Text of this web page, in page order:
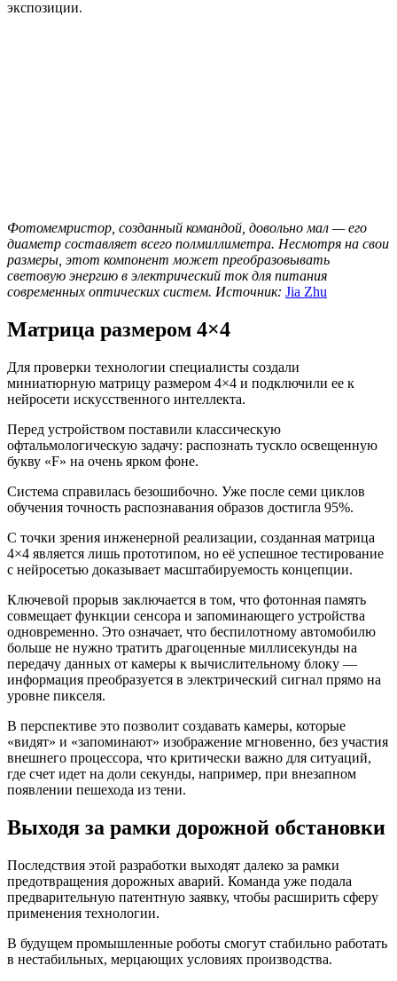
экспозиции.
Фотомемристор, созданный командой, довольно мал — его
диаметр составляет всего полмиллиметра. Несмотря на свои
размеры, этот компонент может преобразовывать
световую энергию в электрический ток для питания
современных оптических систем. Источник: Jia Zhu
Матрица размером 4×4
Для проверки технологии специалисты создали
миниатюрную матрицу размером 4×4 и подключили ее к
нейросети искусственного интеллекта.
Перед устройством поставили классическую
офтальмологическую задачу: распознать тускло освещенную
букву «F» на очень ярком фоне.
Система справилась безошибочно. Уже после семи циклов
обучения точность распознавания образов достигла 95%.
С точки зрения инженерной реализации, созданная матрица
4×4 является лишь прототипом, но её успешное тестирование
с нейросетью доказывает масштабируемость концепции.
Ключевой прорыв заключается в том, что фотонная память
совмещает функции сенсора и запоминающего устройства
одновременно. Это означает, что беспилотному автомобилю
больше не нужно тратить драгоценные миллисекунды на
передачу данных от камеры к вычислительному блоку —
информация преобразуется в электрический сигнал прямо на
уровне пикселя.
В перспективе это позволит создавать камеры, которые
«видят» и «запоминают» изображение мгновенно, без участия
внешнего процессора, что критически важно для ситуаций,
где счет идет на доли секунды, например, при внезапном
появлении пешехода из тени.
Выходя за рамки дорожной обстановки
Последствия этой разработки выходят далеко за рамки
предотвращения дорожных аварий. Команда уже подала
предварительную патентную заявку, чтобы расширить сферу
применения технологии.
В будущем промышленные роботы смогут стабильно работать
в нестабильных, мерцающих условиях производства.